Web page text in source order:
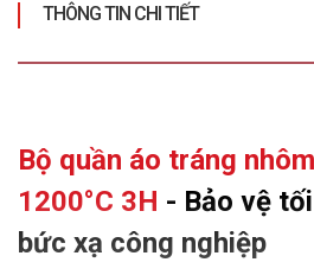
THÔNG TIN CHI TIẾT
Bộ quần áo tráng
1200°C 3H - Bảo vệ
bức xạ công nghiệp